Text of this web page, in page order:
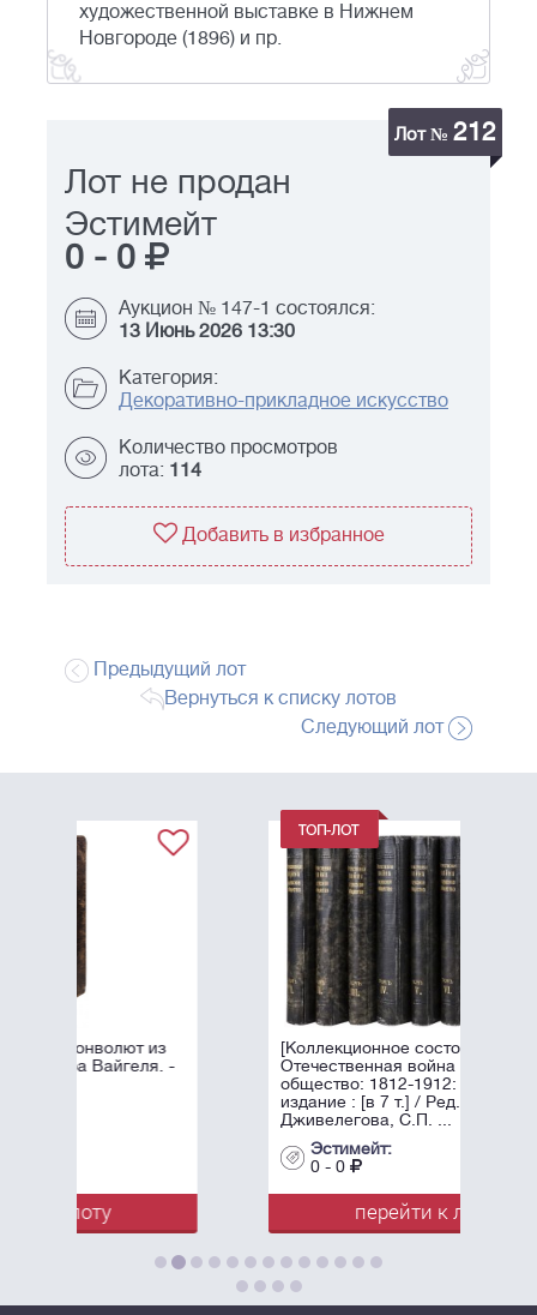
художественной выставке в Нижнем
Новгороде (1896) и пр.
Лот № 212
Лот не продан
Эстимейт
0 - 0
Аукцион № 147-1 состоялся:
13 Июнь 2026 13:30
Категория:
Декоративно-прикладное искусство
Количество просмотров
лота: 114
Добавить в избранное
Предыдущий лот
Вернуться к списку лотов
Следующий лот
[Коллекционное состояние].
Отечественная война и русское
общество: 1812-1912: Юбилейное
издание : [в 7 т.] / Ред. А.К.
Дживелегова, С.П. ...
перейти к лоту